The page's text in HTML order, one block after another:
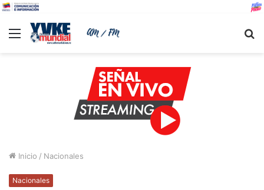
Menu
Inicio / Nacionales
Nacionales